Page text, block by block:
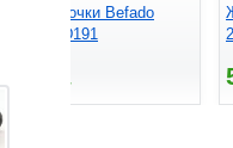
Жіночі тапочки Befado
Paula 235D191
грн.